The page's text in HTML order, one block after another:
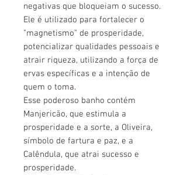
negativas que bloqueiam o sucesso.
Ele é utilizado para fortalecer o
"magnetismo" de prosperidade,
potencializar qualidades pessoais e
atrair riqueza, utilizando a força de
ervas específicas e a intenção de
quem o toma.
Esse poderoso banho contém
Manjericão, que estimula a
prosperidade e a sorte, a Oliveira,
símbolo de fartura e paz, e a
Calêndula, que atrai sucesso e
prosperidade.